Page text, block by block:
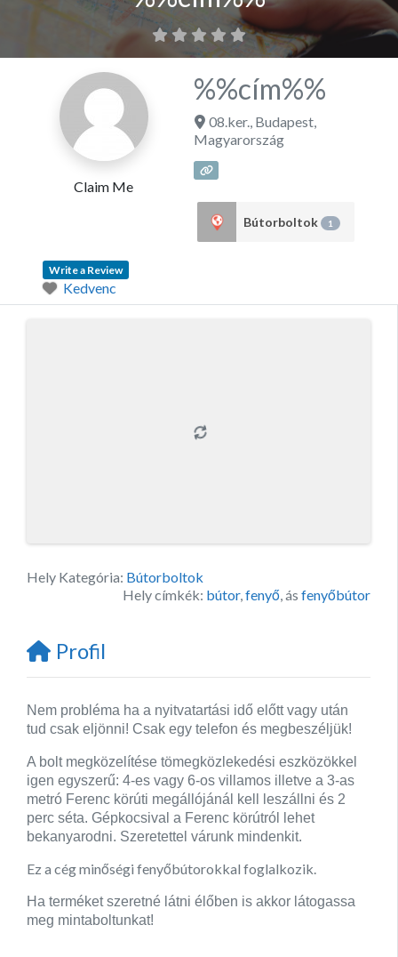
Claim Me
%%cím%%
08.ker., Budapest,
Magyarország
Bútorboltok 1
Write a Review
Kedvenc
Hely Kategória: Bútorboltok
Hely címkék: bútor, fenyő , ás fenyőbútor
Profil
Nem probléma ha a nyitvatartási idő előtt vagy után
tud csak eljönni! Csak egy telefon és megbeszéljük!
A bolt megközelítése tömegközlekedési eszközökkel
igen egyszerű: 4-es vagy 6-os villamos illetve a 3-as
metró Ferenc körúti megállójánál kell leszállni és 2
perc séta. Gépkocsival a Ferenc körútról lehet
bekanyarodni. Szeretettel várunk mindenkit.
Ez a cég minőségi fenyőbútorokkal foglalkozik.
Ha terméket szeretné látni élőben is akkor látogassa
meg mintaboltunkat!